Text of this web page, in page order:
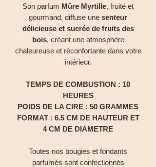
Son parfum Mûre Myrtille, fruité et
gourmand, diffuse une senteur
délicieuse et sucrée de fruits des
bois, créant une atmosphère
chaleureuse et réconfortante dans votre
intérieur.
TEMPS DE COMBUSTION : 10
HEURES
POIDS DE LA CIRE : 50 GRAMMES
FORMAT : 6.5 CM DE HAUTEUR ET
4 CM DE DIAMETRE
Toutes nos bougies et fondants
parfumés sont confectionnés